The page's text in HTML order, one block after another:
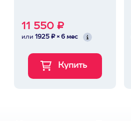
11 550 ₽
или 1925 ₽ × 6 мес